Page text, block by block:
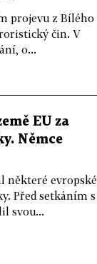
projevu z Bílého
čin. V
o...
EU za
Němce
některé evropské
Před setkáním s
svou...